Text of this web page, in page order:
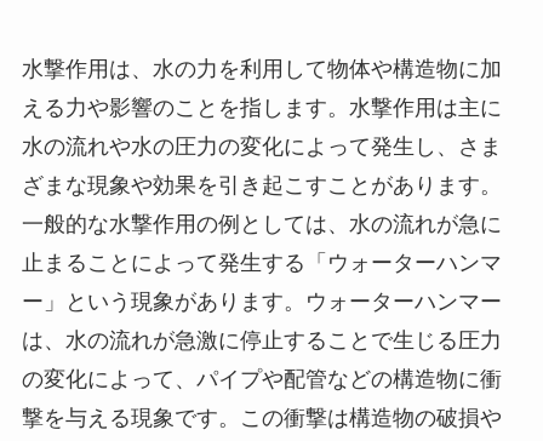
水撃作用は、水の力を利用して物体や構造物に加
える力や影響のことを指します。水撃作用は主に
水の流れや水の圧力の変化によって発生し、さま
ざまな現象や効果を引き起こすことがあります。
一般的な水撃作用の例としては、水の流れが急に
止まることによって発生する「ウォーターハンマ
ー」という現象があります。ウォーターハンマー
は、水の流れが急激に停止することで生じる圧力
の変化によって、パイプや配管などの構造物に衝
撃を与える現象です。この衝撃は構造物の破損や